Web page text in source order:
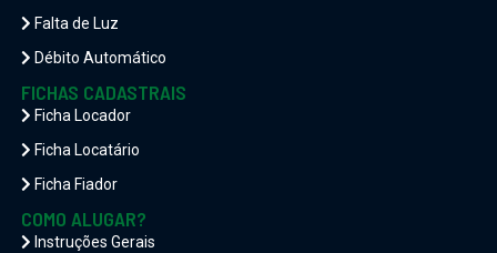
Falta de Luz
Débito Automático
FICHAS CADASTRAIS
Ficha Locador
Ficha Locatário
Ficha Fiador
COMO ALUGAR?
Instruções Gerais